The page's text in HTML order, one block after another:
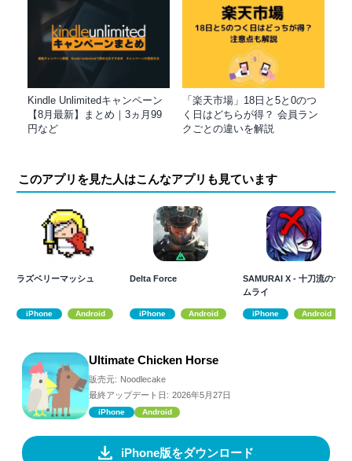
Kindle Unlimitedキャンペーン
【8月最新】まとめ｜3ヵ月99
円など
「楽天市場」18日と5と0のつ
く日はどちらが得？ 会員ラン
クごとの違いを解説
このアプリを見た人はこんなアプリも見ています
ラズベリーマッシュ
iPhone Android
Delta Force
iPhone Android
SAMURAI X - 十刀流のサ
ムライ
iPhone Android
Ultimate Chicken Horse
販売元: Noodlecake
最終アップデート日: 2026年5月27日
iPhone Android
iPhone版をダウンロード